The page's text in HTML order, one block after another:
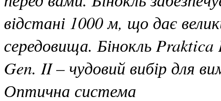
відстані 1000 м, що дає
середовища. Бінокль
Gen. II – чудовий вибір для
Оптична система